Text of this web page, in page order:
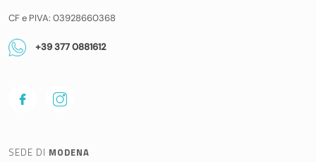
CF e PIVA: 03928660368
+39 377 0881612
SEDE DI MODENA